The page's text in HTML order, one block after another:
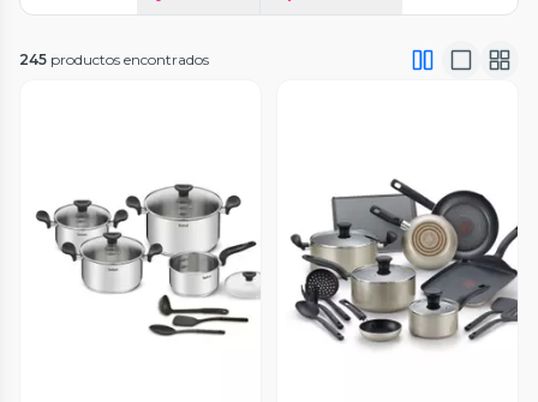
245 productos encontrados